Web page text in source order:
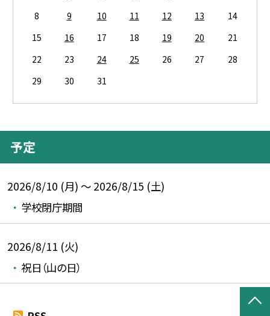
8
9 10 11 12 13
14
15
16 17 18 19 20
21
22
23 24 25 26 27
28
29
30 31
予定
2026/8/10 (月) ～ 2026/8/15 (土)
学校閉庁期間
2026/8/11 (火)
祝日（山の日）